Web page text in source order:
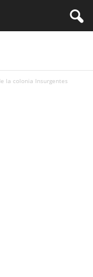
la colonia Insurgentes